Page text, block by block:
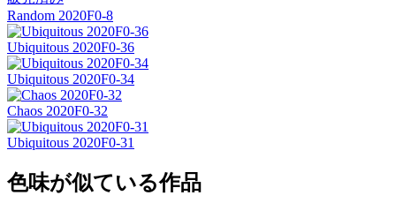
Random 2020F0-8
Ubiquitous 2020F0-36
Ubiquitous 2020F0-34
Chaos 2020F0-32
Ubiquitous 2020F0-31
色味が似ている作品